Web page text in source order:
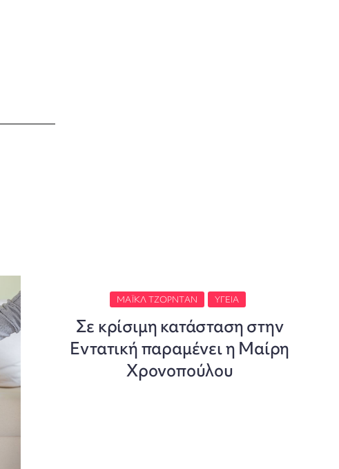
ΜΆΙΚΛ ΤΖΌΡΝΤΑΝ ΥΓΕΊΑ
Σε κρίσιμη κατάσταση στην
Εντατική παραμένει η Μαίρη
Χρονοπούλου